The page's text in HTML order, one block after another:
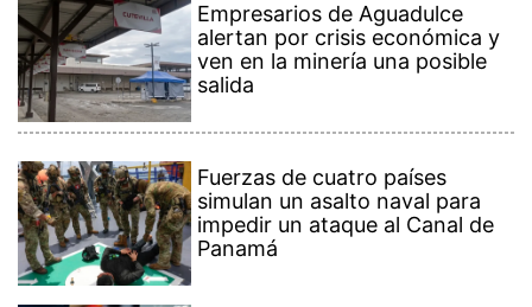
Empresarios de Aguadulce
alertan por crisis económica y
ven en la minería una posible
salida
Fuerzas de cuatro países
simulan un asalto naval para
impedir un ataque al Canal de
Panamá